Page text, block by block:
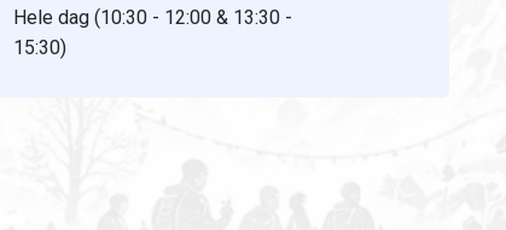
Hele dag (10:30 - 12:00 & 13:30 -
15:30)